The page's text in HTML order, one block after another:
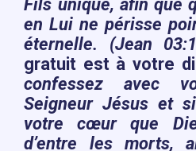
Fils unique, afin que
en Lui ne périsse
éternelle. (Jean
gratuit est à votre
confessez avec
Seigneur Jésus et
votre cœur que
d’entre les morts,